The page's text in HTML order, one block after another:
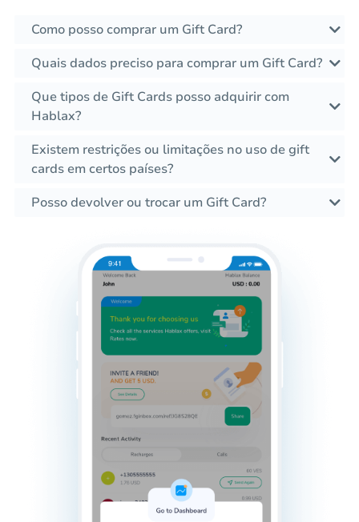
Como posso comprar um Gift Card?
Quais dados preciso para comprar um Gift Card?
Que tipos de Gift Cards posso adquirir com
Hablax?
Existem restrições ou limitações no uso de gift
cards em certos países?
Posso devolver ou trocar um Gift Card?